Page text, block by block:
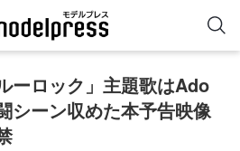
ーロック」主題歌はAdo
シーン収めた本予告映像